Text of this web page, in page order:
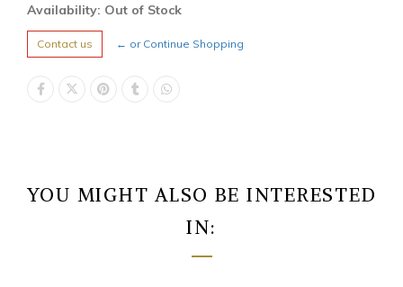
Availability: Out of Stock
Contact us ← or Continue Shopping
YOU MIGHT ALSO BE INTERESTED
IN: